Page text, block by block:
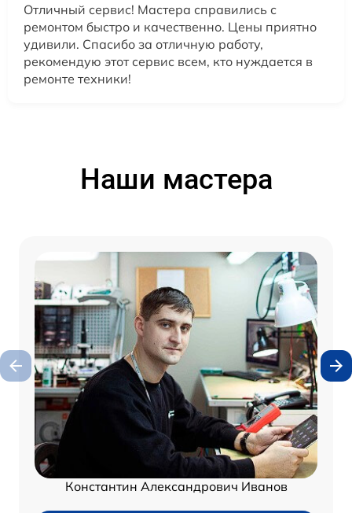
Отличный сервис! Мастера справились с
ремонтом быстро и качественно. Цены приятно
удивили. Спасибо за отличную работу,
рекомендую этот сервис всем, кто нуждается в
ремонте техники!
Наши мастера
Константин Александрович Иванов